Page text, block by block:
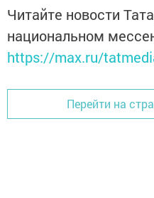
Читайте новости
национальном
https://max.ru/
Перейти на